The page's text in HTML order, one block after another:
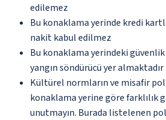
edilemez
Bu konaklama yerinde kredi
nakit kabul edilmez
Bu konaklama yerindeki
yangın söndürücü yer almaktadır
Kültürel normların ve misafir
konaklama yerine göre farklılık
unutmayın. Burada listelenen